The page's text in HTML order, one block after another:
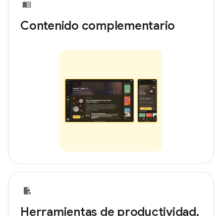
Contenido complementario
Herramientas de productividad,